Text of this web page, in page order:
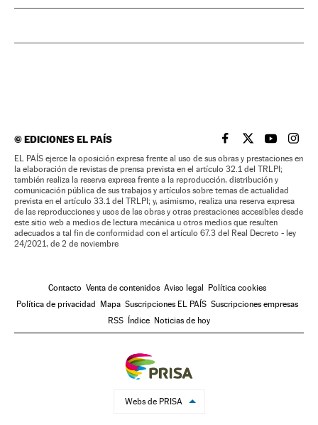
©EDICIONES EL PAÍS EL PAÍS BRASIL EN
EL PAÍSEL PAÍS
EL
EL PAÍS ejerce la oposición expresa frente al uso de sus obras y prestaciones en
la elaboración de revistas de prensa prevista en el artículo 32.1 del TRLPI;
también realiza la reserva expresa frente a la reproducción, distribución y
comunicación pública de sus trabajos y artículos sobre temas de actualidad
prevista en el artículo 33.1 del TRLPI; y, asimismo, realiza una reserva expresa
de las reproducciones y usos de las obras y otras prestaciones accesibles desde
este sitio web a medios de lectura mecánica u otros medios que resulten
adecuados a tal fin de conformidad con el artículo 67.3 del Real Decreto - ley
24/2021, de 2 de noviembre
Contacto Venta de contenidos Aviso legal
Política cookies
Política de privacidad
Mapa Suscripciones EL PAÍS Suscripciones empresas
RSS
Índice Noticias de hoy
Webs de PRISA